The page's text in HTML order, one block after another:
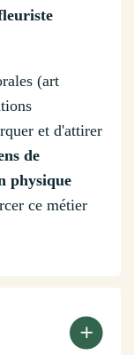
(art
et d'attirer
de
physique
ce métier